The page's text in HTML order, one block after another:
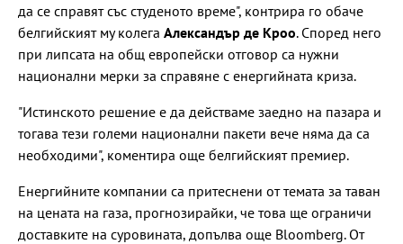
да се справят със студеното време", контрира го обаче
белгийският му колега Александър де Кроо. Според него
при липсата на общ европейски отговор са нужни
национални мерки за справяне с енергийната криза.
"Истинското решение е да действаме заедно на пазара и
тогава тези големи национални пакети вече няма да са
необходими", коментира още белгийският премиер.
Енергийните компании са притеснени от темата за таван
на цената на газа, прогнозирайки, че това ще ограничи
доставките на суровината, допълва още Bloomberg. От